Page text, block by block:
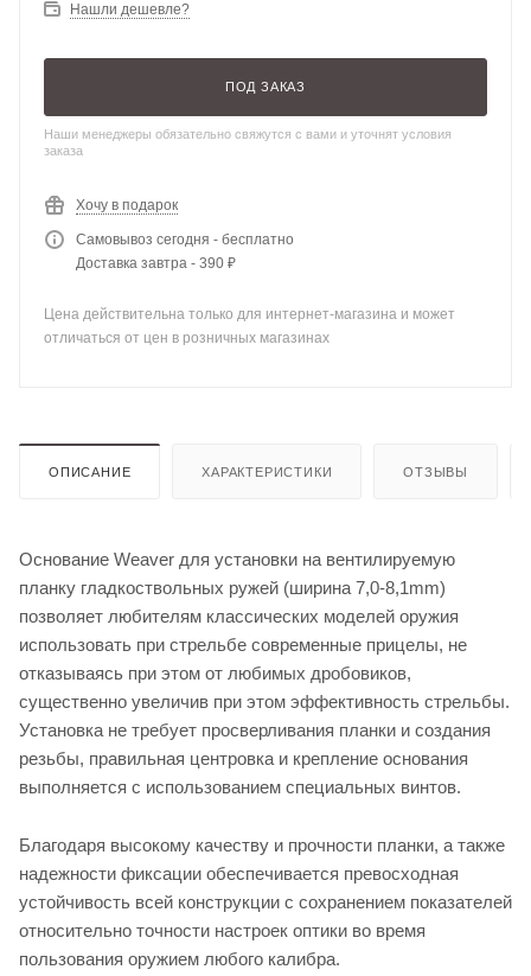
Нашли дешевле?
ПОД ЗАКАЗ
Наши менеджеры обязательно свяжутся с вами и уточнят условия
заказа
Хочу в подарок
Самовывоз сегодня - бесплатно
Доставка завтра - 390 ₽
Цена действительна только для интернет-магазина и может
отличаться от цен в розничных магазинах
ОПИСАНИЕ ХАРАКТЕРИСТИКИ ОТЗЫВЫ
Основание Weaver для установки на вентилируемую
планку гладкоствольных ружей (ширина 7,0-8,1mm)
позволяет любителям классических моделей оружия
использовать при стрельбе современные прицелы, не
отказываясь при этом от любимых дробовиков,
существенно увеличив при этом эффективность стрельбы.
Установка не требует просверливания планки и создания
резьбы, правильная центровка и крепление основания
выполняется с использованием специальных винтов.
Благодаря высокому качеству и прочности планки, а также
надежности фиксации обеспечивается превосходная
устойчивость всей конструкции с сохранением показателей
относительно точности настроек оптики во время
пользования оружием любого калибра.